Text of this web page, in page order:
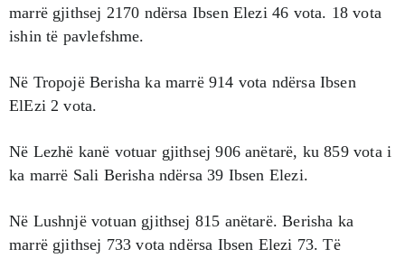
marrë gjithsej 2170 ndërsa Ibsen Elezi 46 vota. 18 vota
ishin të pavlefshme.
Në Tropojë Berisha ka marrë 914 vota ndërsa Ibsen
ElEzi 2 vota.
Në Lezhë kanë votuar gjithsej 906 anëtarë, ku 859 vota i
ka marrë Sali Berisha ndërsa 39 Ibsen Elezi.
Në Lushnjë votuan gjithsej 815 anëtarë. Berisha ka
marrë gjithsej 733 vota ndërsa Ibsen Elezi 73. Të